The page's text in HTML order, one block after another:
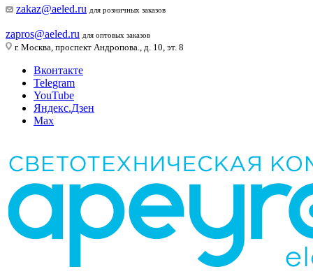
zakaz@aeled.ru для розничных заказов
zapros@aeled.ru для оптовых заказов
г. Москва, проспект Андропова., д. 10, эт. 8
Вконтакте
Telegram
YouTube
Яндекс.Дзен
Max